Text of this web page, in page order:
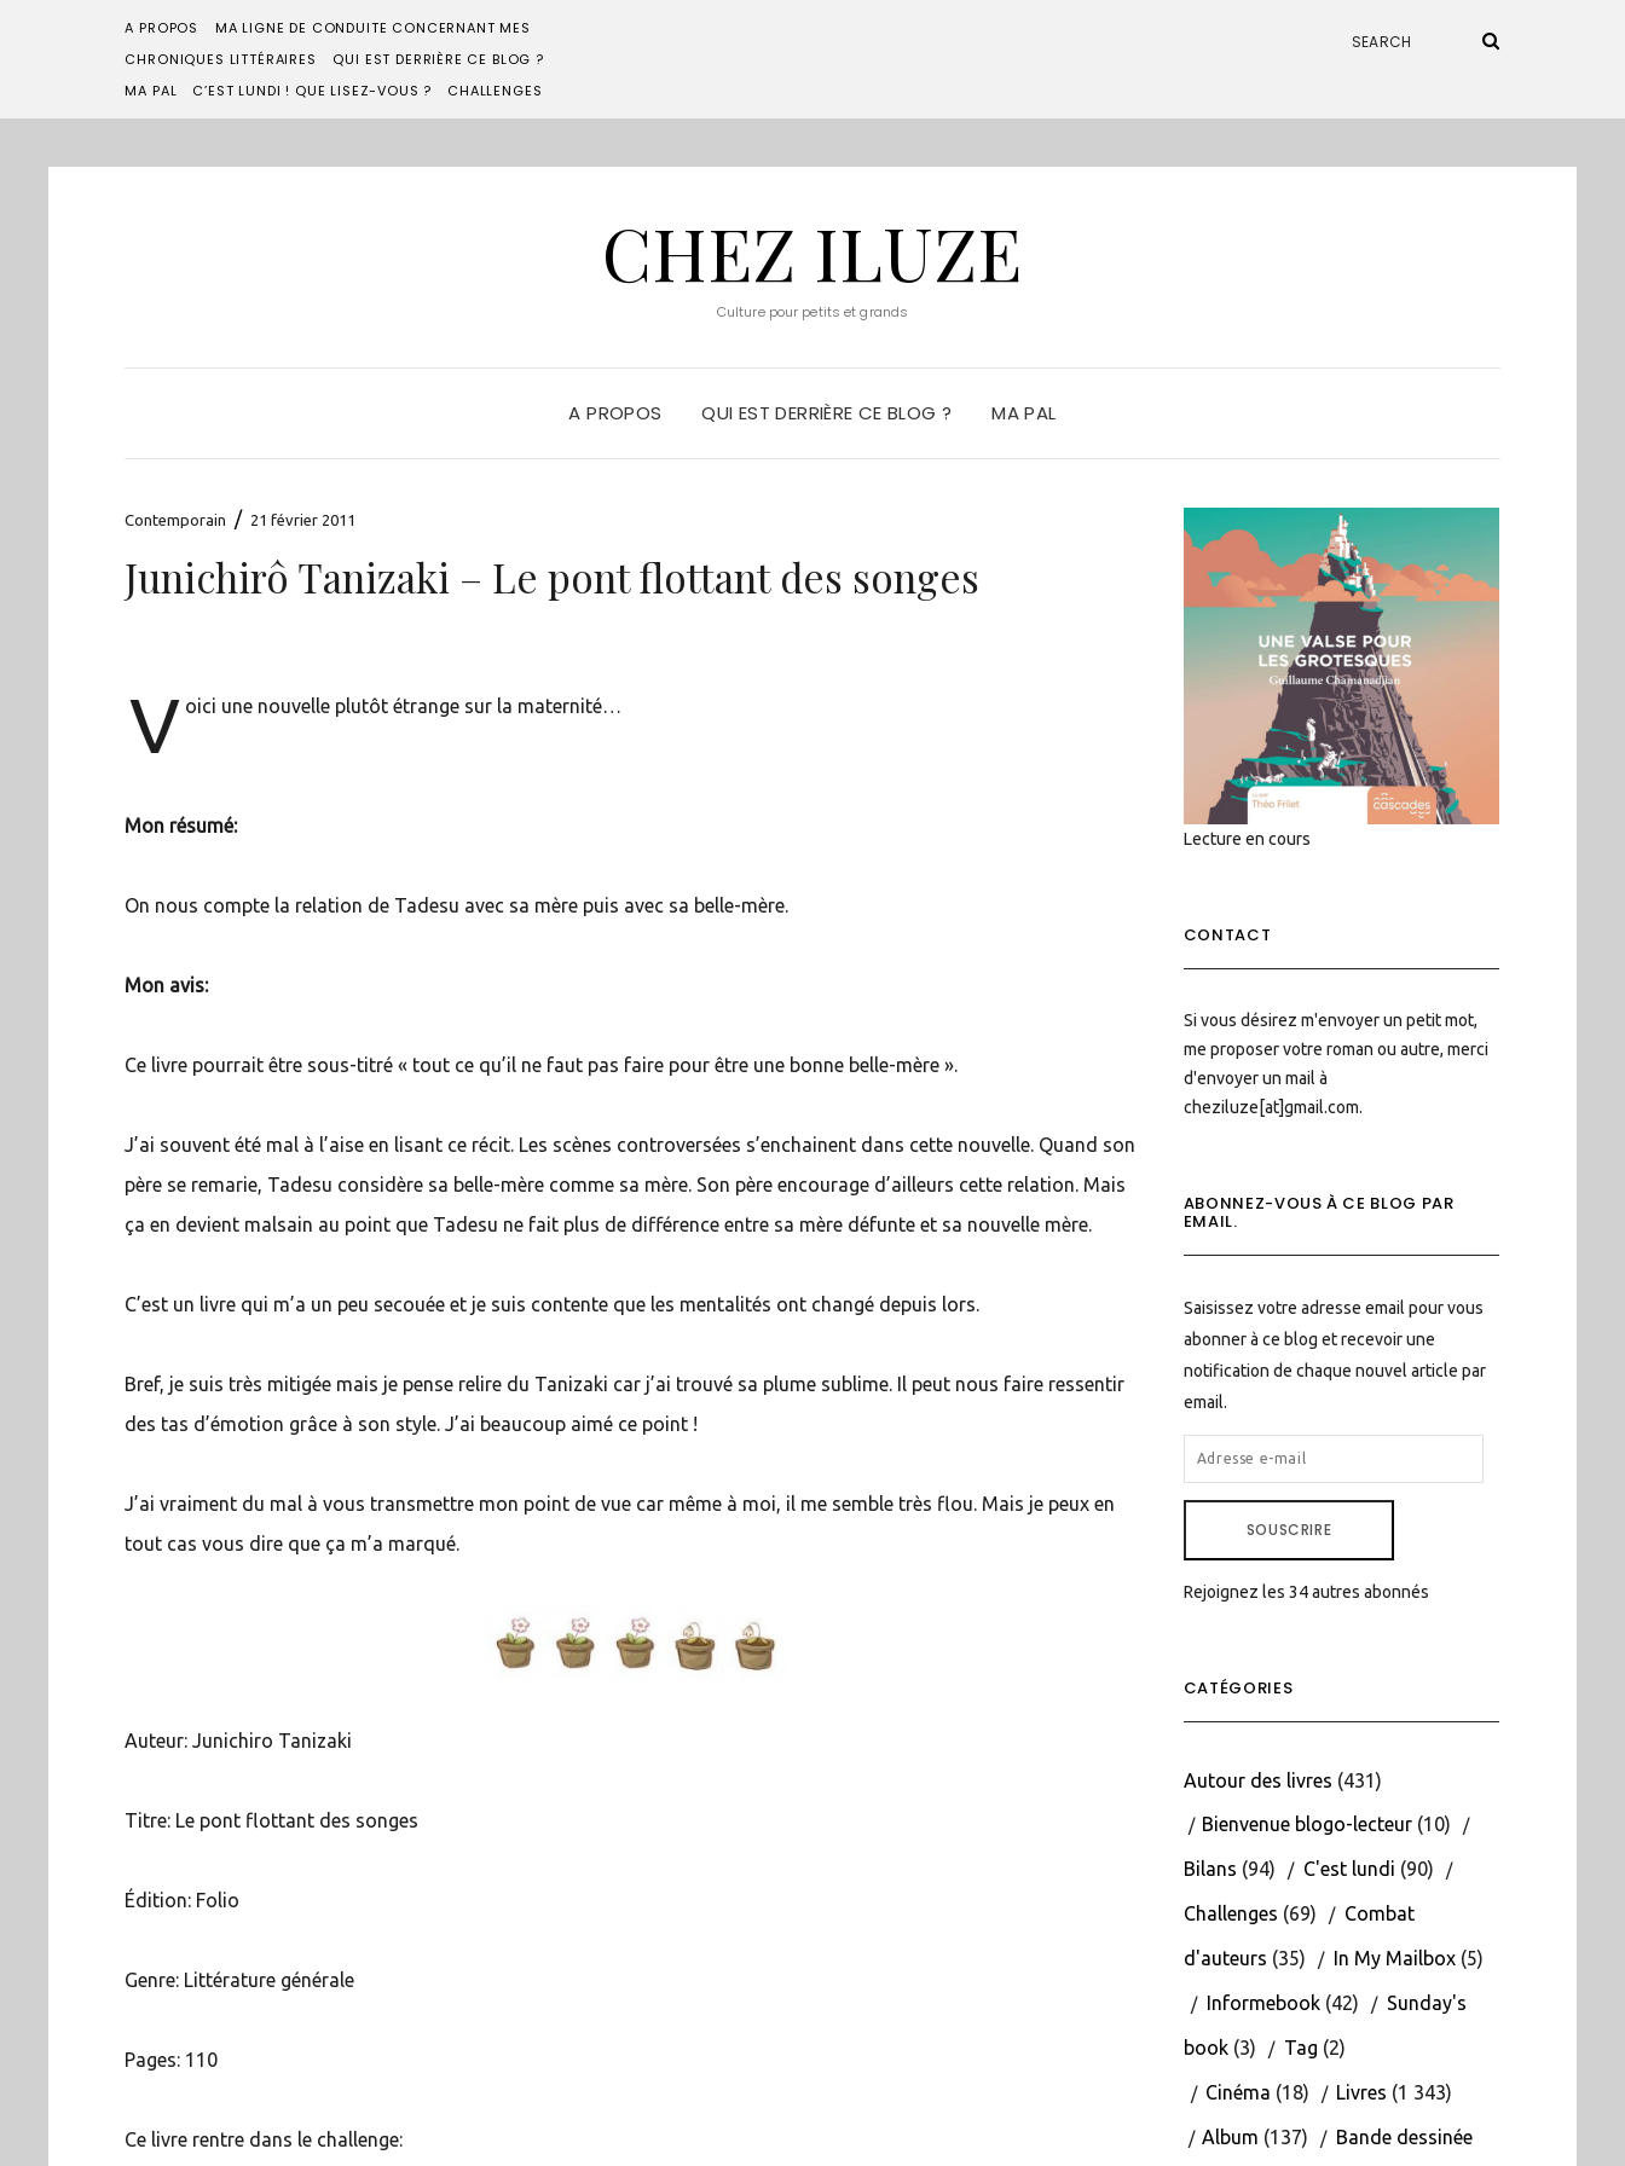
A PROPOS
MA LIGNE DE CONDUITE CONCERNANT MES
CHRONIQUES LITTÉRAIRES
QUI EST DERRIÈRE CE BLOG ?
MA PAL
C’EST LUNDI ! QUE LISEZ-VOUS ? CHALLENGES
CHEZ ILUZE
Culture pour petits et grands
A PROPOS QUI EST DERRIÈRE CE BLOG ? MA PAL
Contemporain / 21 février 2011
Junichirô Tanizaki – Le pont flottant des songes
V oici une nouvelle plutôt étrange sur la maternité…
Mon résumé:
On nous compte la relation de Tadesu avec sa mère puis avec sa belle-mère.
Mon avis:
Ce livre pourrait être sous-titré « tout ce qu’il ne faut pas faire pour être une bonne belle-mère ».
J’ai souvent été mal à l’aise en lisant ce récit. Les scènes controversées s’enchainent dans cette nouvelle. Quand son
père se remarie, Tadesu considère sa belle-mère comme sa mère. Son père encourage d’ailleurs cette relation. Mais
ça en devient malsain au point que Tadesu ne fait plus de différence entre sa mère défunte et sa nouvelle mère.
C’est un livre qui m’a un peu secouée et je suis contente que les mentalités ont changé depuis lors.
Bref, je suis très mitigée mais je pense relire du Tanizaki car j’ai trouvé sa plume sublime. Il peut nous faire ressentir
des tas d’émotion grâce à son style. J’ai beaucoup aimé ce point !
J’ai vraiment du mal à vous transmettre mon point de vue car même à moi, il me semble très flou. Mais je peux en
tout cas vous dire que ça m’a marqué.
Auteur: Junichiro Tanizaki
Titre: Le pont flottant des songes
Édition: Folio
Genre: Littérature générale
Pages: 110
Ce livre rentre dans le challenge:
Lecture en cours
CONTACT
Si vous désirez m'envoyer un petit mot,
me proposer votre roman ou autre, merci
d'envoyer un mail à
cheziluze[at]gmail.com.
ABONNEZ-VOUS À CE BLOG PAR
EMAIL.
Saisissez votre adresse email pour vous
abonner à ce blog et recevoir une
notification de chaque nouvel article par
email.
ADRESSE
E-
SOUSCRIRE
Rejoignez les 34 autres abonnés
CATÉGORIES
Autour des livres (431)
Bienvenue blogo-lecteur(10)
Bilans (94) C'est lundi (90)
Challenges (69) Combat
d'auteurs (35) In My Mailbox(5)
Informebook(42) Sunday's
book(3) Tag (2)
Cinéma (18) Livres (1 343)
Album (137) Bande dessinée